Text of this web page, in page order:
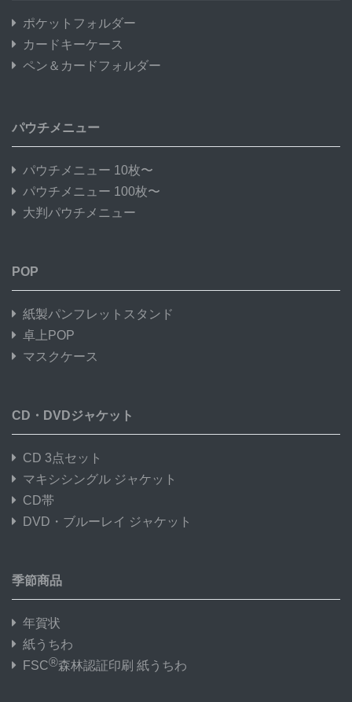
ポケットフォルダー
カードキーケース
ペン＆カードフォルダー
パウチメニュー
パウチメニュー 10枚〜
パウチメニュー 100枚〜
大判パウチメニュー
POP
紙製パンフレットスタンド
卓上POP
マスクケース
CD・DVDジャケット
CD 3点セット
マキシシングル ジャケット
CD帯
DVD・ブルーレイ ジャケット
季節商品
年賀状
紙うちわ
FSC®森林認証印刷 紙うちわ